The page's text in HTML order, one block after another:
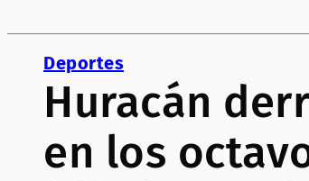
Deportes
Huracán
en los